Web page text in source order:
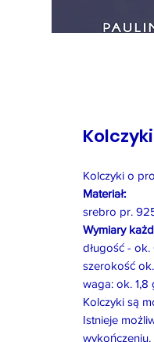
Kolczyki o
Materiał:
srebro pr.
Wymiary
długość - ok.
szerokość
waga: ok. 1,8
Kolczyki są
Istnieje
wykończeniu.